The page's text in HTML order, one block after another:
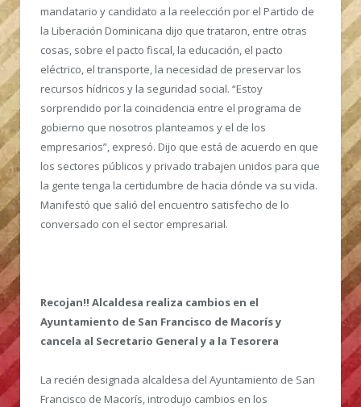
mandatario y candidato a la reelección por el Partido de
la Liberación Dominicana dijo que trataron, entre otras
cosas, sobre el pacto fiscal, la educación, el pacto
eléctrico, el transporte, la necesidad de preservar los
recursos hídricos y la seguridad social. “Estoy
sorprendido por la coincidencia entre el programa de
gobierno que nosotros planteamos y el de los
empresarios”, expresó. Dijo que está de acuerdo en que
los sectores públicos y privado trabajen unidos para que
la gente tenga la certidumbre de hacia dónde va su vida.
Manifestó que salió del encuentro satisfecho de lo
conversado con el sector empresarial.
Recojan!! Alcaldesa realiza cambios en el
Ayuntamiento de San Francisco de Macorís y
cancela al Secretario General y a la Tesorera
La recién designada alcaldesa del Ayuntamiento de San
Francisco de Macorís, introdujo cambios en los